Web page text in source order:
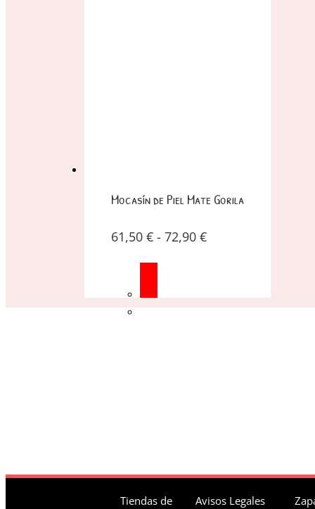
Mocasín de Piel Mate Gorila
61,50 € - 72,90 €
Tiendas de
Avisos Legales